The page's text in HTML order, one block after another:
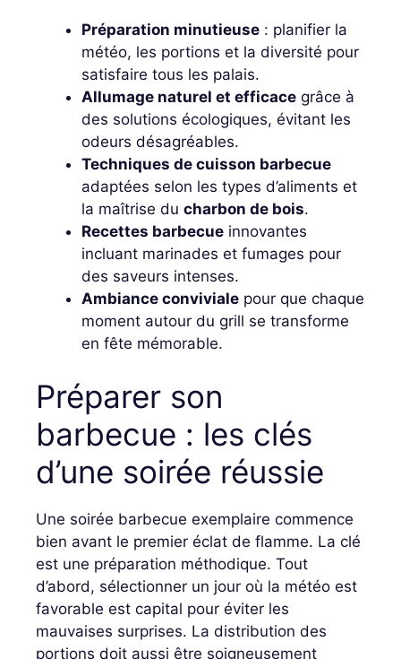
Préparation minutieuse : planifier la
météo, les portions et la diversité pour
satisfaire tous les palais.
Allumage naturel et efficace grâce à
des solutions écologiques, évitant les
odeurs désagréables.
Techniques de cuisson barbecue
adaptées selon les types d’aliments et
la maîtrise du charbon de bois.
Recettes barbecue innovantes
incluant marinades et fumages pour
des saveurs intenses.
Ambiance conviviale pour que chaque
moment autour du grill se transforme
en fête mémorable.
Préparer son
barbecue : les clés
d’une soirée réussie
Une soirée barbecue exemplaire commence
bien avant le premier éclat de flamme. La clé
est une préparation méthodique. Tout
d’abord, sélectionner un jour où la météo est
favorable est capital pour éviter les
mauvaises surprises. La distribution des
portions doit aussi être soigneusement